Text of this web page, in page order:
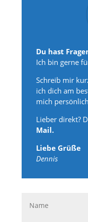
Du hast
Ich bin gerne
Schreib mir
ich dich am
mich
Lieber direkt?
Mail.
Liebe Grüße
Dennis